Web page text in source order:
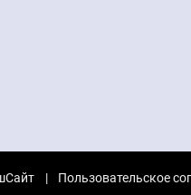
Пользовательское